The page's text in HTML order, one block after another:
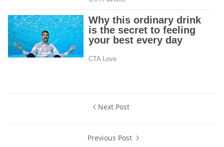
Next Post
Previous Post